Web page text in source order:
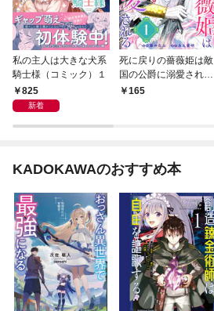
私の主人は大きな犬系
騎士様（コミック）１
825
新着
死に戻りの薔薇姫は敵
国の公爵に溺愛される
（単話版）第1話
165
KADOKAWAのおすすめ本